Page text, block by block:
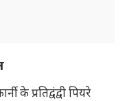
के प्रतिद्वंद्वी पियरे